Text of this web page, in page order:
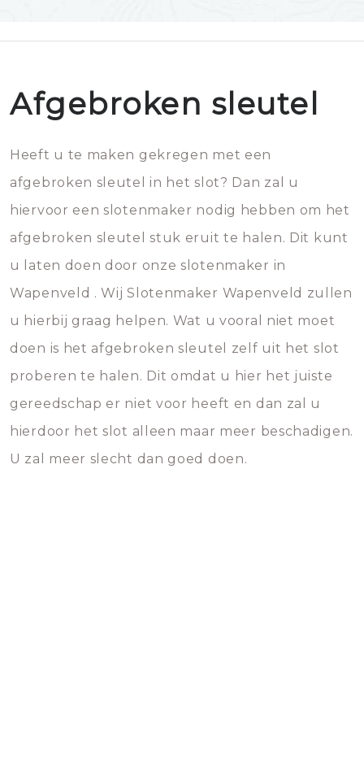
Afgebroken sleutel
Heeft u te maken gekregen met een
afgebroken sleutel in het slot? Dan zal u
hiervoor een slotenmaker nodig hebben om het
afgebroken sleutel stuk eruit te halen. Dit kunt
u laten doen door onze slotenmaker in
Wapenveld . Wij Slotenmaker Wapenveld zullen
u hierbij graag helpen. Wat u vooral niet moet
doen is het afgebroken sleutel zelf uit het slot
proberen te halen. Dit omdat u hier het juiste
gereedschap er niet voor heeft en dan zal u
hierdoor het slot alleen maar meer beschadigen.
U zal meer slecht dan goed doen.